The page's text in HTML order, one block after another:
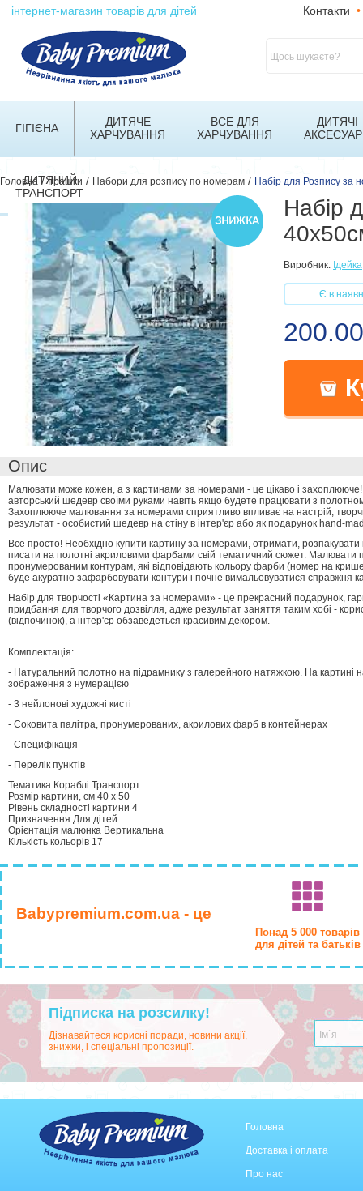
інтернет-магазин товарів для дітей Контакти •
ГІГІЄНА
ДИТЯЧЕ
ХАРЧУВАННЯ
ВСЕ ДЛЯ
ХАРЧУВАННЯ
ДИТЯЧІ
ДИТЯЧИЙ
ТРАНСПОРТ
Головна/Іграшки / Набори для розпису по номерам / Набір для Розпису за
Набір
Виробник: Ідейка
Є в
Опис
Малювати може кожен, а з картинами за номерами - це цікаво і
авторський шедевр своїми руками навіть якщо будете працювати з
Захоплююче малювання за номерами сприятливо впливає на настрій,
результат - особистий шедевр на стіну в інтер'єр або як подарунок hand-
Все просто! Необхідно купити картину за номерами, отримати, розпакувати
писати на полотні акриловими фарбами свій тематичний сюжет. Малювати
пронумерованим контурам, які відповідають кольору фарби (номер на
буде акуратно зафарбовувати контури і почне вимальовуватися справжня
Набір для творчості «Картина за номерами» - це прекрасний подарунок,
придбання для творчого дозвілля, адже результат заняття таким хобі -
(відпочинок), а інтер'єр обзаведеться красивим декором.
Комплектація:
- Натуральний полотно на підрамнику з галерейного натяжкою. На картині
зображення з нумерацією
- 3 нейлонові художні кисті
- Соковита палітра, пронумерованих, акрилових фарб в контейнерах
- Специфікація
- Перелік пунктів
Тематика Кораблі Транспорт
Розмір картини, см 40 х 50
Рівень складності картини 4
Призначення Для дітей
Орієнтація малюнка Вертикальна
Кількість кольорів 17
Babypremium.com.ua - це
Понад 5 000 товарів
для дітей та батьків
Підписка на розсилку!
Дізнавайтеся корисні поради, новини акції,
знижки, і спеціальні пропозиції.
Головна
Доставка і оплата
Про нас